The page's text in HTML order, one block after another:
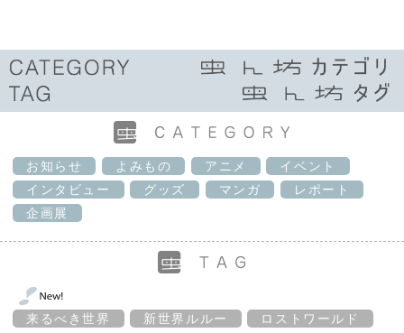
お知らせ よみもの アニメ
イベント
インタビュー
グッズ マンガ
レポート
企画展
来るべき世界 新世界ルルー
ロストワールド